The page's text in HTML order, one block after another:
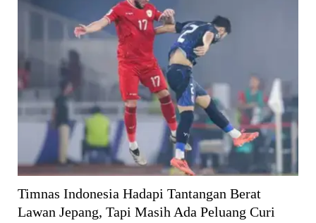
Timnas Indonesia Hadapi Tantangan Berat
Lawan Jepang, Tapi Masih Ada Peluang Curi